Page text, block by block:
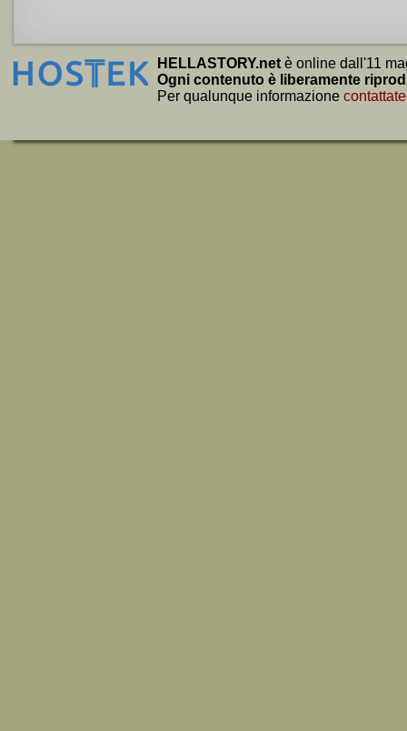
HELLASTORY.net è online dall'11
Ogni contenuto è liberamente
Per qualunque informazione